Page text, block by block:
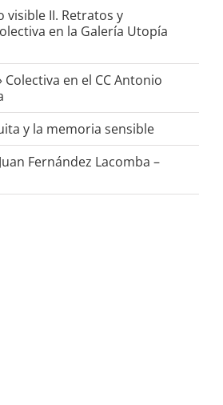
visible II. Retratos y
en la Galería Utopía
Colectiva en el CC Antonio
y la memoria sensible
Fernández Lacomba –